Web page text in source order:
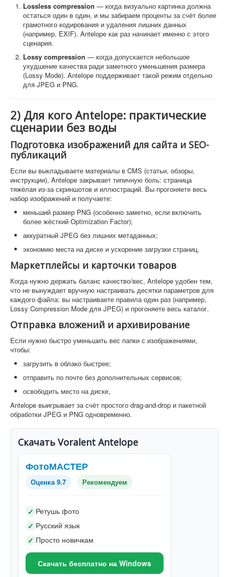
Lossless compression — когда визуально картинка должна
остаться один в один, и мы забираем проценты за счёт более
грамотного кодирования и удаления лишних данных
(например, EXIF). Antelope как раз начинает именно с этого
сценария.
Lossy compression — когда допускается небольшое
ухудшение качества ради заметного уменьшения размера
(Lossy Mode). Antelope поддерживает такой режим отдельно
для JPEG и PNG.
2) Для кого Antelope: практические
сценарии без воды
Подготовка изображений для сайта и SEO-
публикаций
Если вы выкладываете материалы в CMS (статьи, обзоры,
инструкции), Antelope закрывает типичную боль: страница
тяжёлая из-за скриншотов и иллюстраций. Вы прогоняете весь
набор изображений и получаете:
меньший размер PNG (особенно заметно, если включить
более жёсткий Optimization Factor);
аккуратный JPEG без лишних метаданных;
экономию места на диске и ускорение загрузки страниц.
Маркетплейсы и карточки товаров
Когда нужно держать баланс качество/вес, Antelope удобен тем,
что не вынуждает вручную настраивать десятки параметров для
каждого файла: вы настраиваете правила один раз (например,
Lossy Compression Mode для JPEG) и прогоняете весь каталог.
Отправка вложений и архивирование
Если нужно быстро уменьшить вес папки с изображениями,
чтобы:
загрузить в облако быстрее;
отправить по почте без дополнительных сервисов;
освободить место на диске,
Antelope выигрывает за счёт простого drag-and-drop и пакетной
обработки JPEG и PNG одновременно.
Скачать Voralent Antelope
ФотоМАСТЕР
Оценка 9.7 Рекомендуем
✓ Ретушь фото
✓ Русский язык
✓ Просто новичкам
Скачать бесплатно на Windows